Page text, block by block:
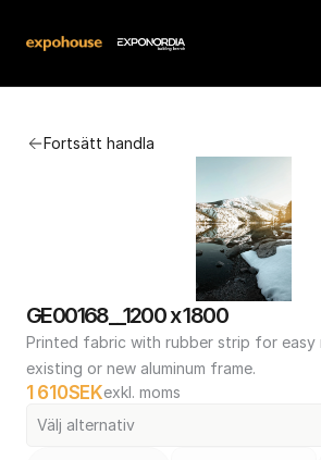
Fortsätt handla
GE00168__1200 x 1800
Printed fabric with rubber strip for easy
existing or new aluminum frame.
1 610SEKexkl. moms
Välj alternativ
Kontakt
Köpvillkor